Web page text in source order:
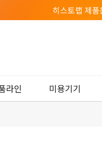
히스토랩 제
라인 미용기기